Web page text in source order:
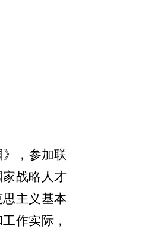
，参加联
战略人才
主义基本
作实际，